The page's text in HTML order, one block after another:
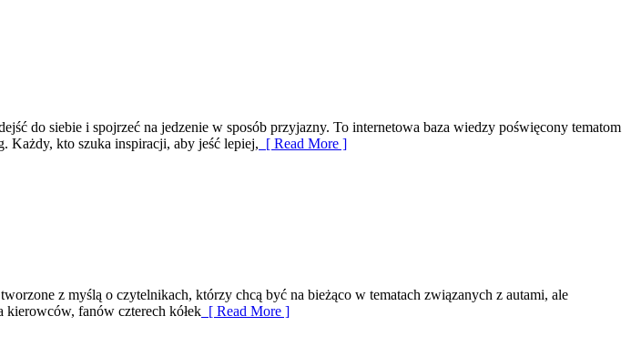
do siebie i spojrzeć na jedzenie w sposób przyjazny. To internetowa baza wiedzy poświęcony tematom
Każdy, kto szuka inspiracji, aby jeść lepiej, [ Read More ]
z myślą o czytelnikach, którzy chcą być na bieżąco w tematach związanych z autami, ale
kierowców, fanów czterech kółek [ Read More ]